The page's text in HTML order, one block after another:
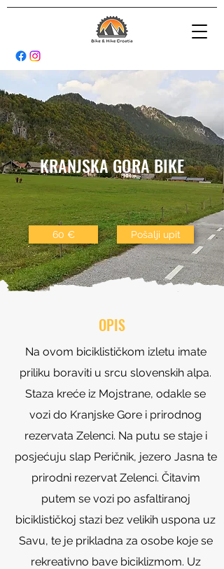
KRANJSKA GORA BIKE
60 € Pošalji upit
OPIS
Na ovom biciklističkom izletu imate
priliku boraviti u srcu slovenskih alpa.
Staza kreće iz Mojstrane, odakle se
vozi do Kranjske Gore i prirodnog
rezervata Zelenci. Na putu se staje i
posjećuju slap Peričnik, jezero Jasna te
prirodni rezervat Zelenci. Čitavim
putem se vozi po asfaltiranoj
biciklističkoj stazi bez velikih uspona uz
Savu, te je prikladna za osobe koje se
rekreativno bave biciklizmom. Uz